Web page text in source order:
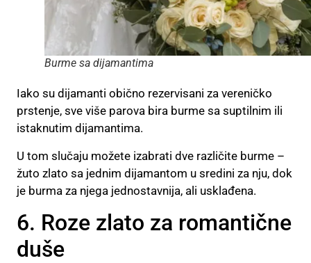
Burme sa dijamantima
Iako su dijamanti obično rezervisani za vereničko
prstenje, sve više parova bira burme sa suptilnim ili
istaknutim dijamantima.
U tom slučaju možete izabrati dve različite burme –
žuto zlato sa jednim dijamantom u sredini za nju, dok
je burma za njega jednostavnija, ali usklađena.
6. Roze zlato za romantične
duše